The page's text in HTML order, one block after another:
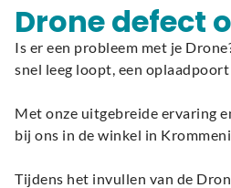
Drone defect
Is er een probleem met je
snel leeg loopt, een
Met onze uitgebreide ervaring
bij ons in de winkel in
Tijdens het invullen van de